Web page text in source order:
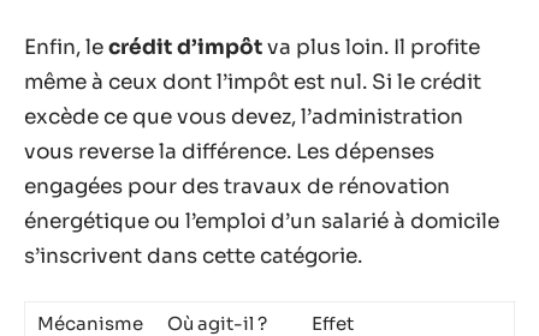
Enfin, lecrédit d’impôtva plus loin. Il profite
même à ceux dont l’impôt est nul. Si le crédit
excède ce que vous devez, l’administration
vous reverse la différence. Les dépenses
engagées pour des travaux de rénovation
énergétique ou l’emploi d’un salarié à domicile
s’inscrivent dans cette catégorie.
Mécanisme Où agit-il ? Effet